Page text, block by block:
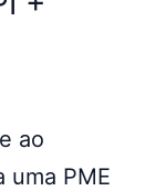
ao
uma PME